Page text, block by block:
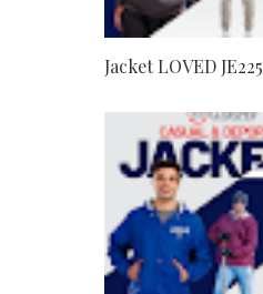
Jacket LOVED JE225